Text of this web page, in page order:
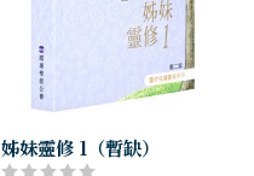
姊妹靈修 1（暫缺）